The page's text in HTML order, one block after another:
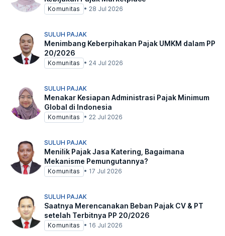
Komunitas • 28 Jul 2026
SULUH PAJAK
Menimbang Keberpihakan Pajak UMKM dalam PP
20/2026
Komunitas • 24 Jul 2026
SULUH PAJAK
Menakar Kesiapan Administrasi Pajak Minimum
Global di Indonesia
Komunitas • 22 Jul 2026
SULUH PAJAK
Menilik Pajak Jasa Katering, Bagaimana
Mekanisme Pemungutannya?
Komunitas • 17 Jul 2026
SULUH PAJAK
Saatnya Merencanakan Beban Pajak CV & PT
setelah Terbitnya PP 20/2026
Komunitas • 16 Jul 2026